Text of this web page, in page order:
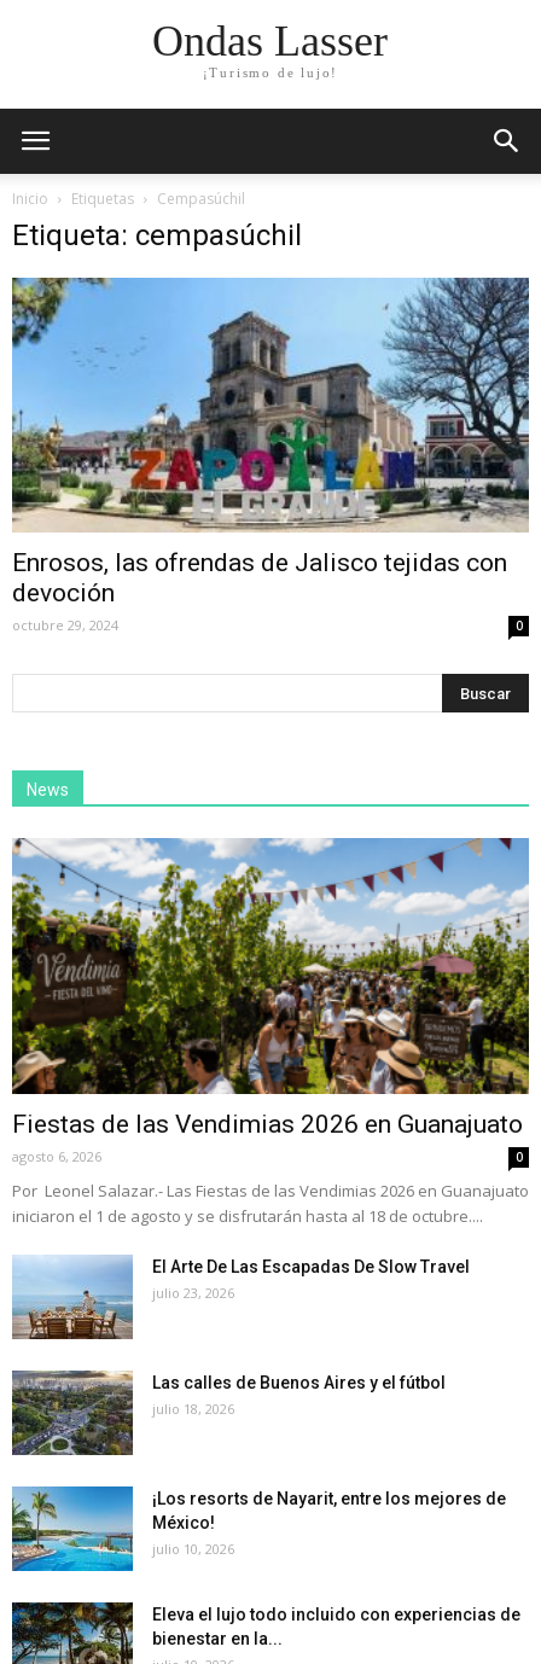
Ondas Lasser
¡Turismo de lujo!
Inicio Etiquetas Cempasúchil
Etiqueta: cempasúchil
Enrosos, las ofrendas de Jalisco tejidas con
devoción
octubre 29, 2024 0
News
Fiestas de las Vendimias 2026 en Guanajuato
agosto 6, 2026 0
Por Leonel Salazar.- Las Fiestas de las Vendimias 2026 en Guanajuato
iniciaron el 1 de agosto y se disfrutarán hasta al 18 de octubre....
El Arte De Las Escapadas De Slow Travel
julio 23, 2026
Las calles de Buenos Aires y el fútbol
julio 18, 2026
¡Los resorts de Nayarit, entre los mejores de
México!
julio 10, 2026
Eleva el lujo todo incluido con experiencias de
bienestar en la...